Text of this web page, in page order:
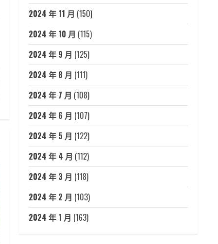
2024 年 11 月 (150)
2024 年 10 月 (115)
2024 年 9 月 (125)
2024 年 8 月 (111)
2024 年 7 月 (108)
2024 年 6 月 (107)
2024 年 5 月 (122)
2024 年 4 月 (112)
2024 年 3 月 (118)
2024 年 2 月 (103)
2024 年 1 月 (163)